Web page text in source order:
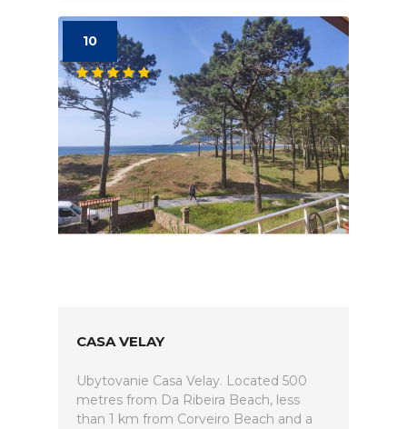
10
CASA VELAY
Ubytovanie Casa Velay. Located 500
metres from Da Ribeira Beach, less
than 1 km from Corveiro Beach and a